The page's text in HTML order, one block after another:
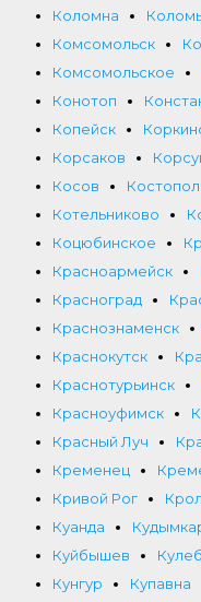
Коломна
Комсомольск
Комсомольское
Конотоп
Копейск
Корсаков
Косов
Котельниково
Коцюбинское
Красноармейск
Красноград
Краснознаменск
Краснокутск
Краснотурьинск
Красноуфимск
Красный Луч
Кременец
Кривой Рог
Куанда
Куйбышев
Кунгур
Купавна